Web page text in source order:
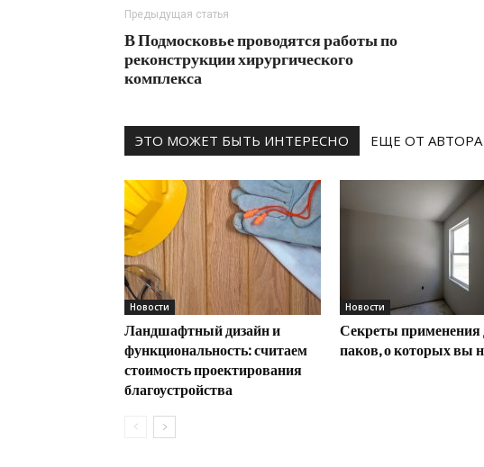
Предыдущая статья
В Подмосковье проводятся работы по
реконструкции хирургического
комплекса
ЭТО МОЖЕТ БЫТЬ ИНТЕРЕСНО ЕЩЕ ОТ АВТОРА
Новости
Ландшафтный дизайн и
функциональность: считаем
стоимость проектирования
благоустройства
Новости
Секреты применения
паков, о которых вы